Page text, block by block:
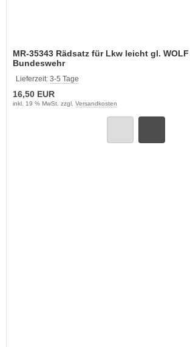
MR-35343 Rädsatz für Lkw leicht gl. WOLF der
Bundeswehr
Lieferzeit: 3-5 Tage
16,50 EUR
inkl. 19 % MwSt. zzgl. Versandkosten